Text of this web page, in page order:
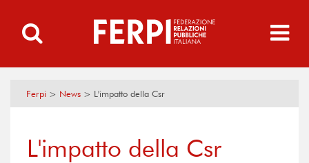
Ferpi > News > L'impatto della Csr
L'impatto della Csr